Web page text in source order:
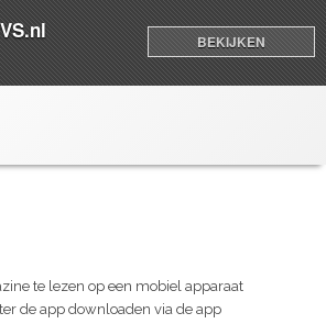
BEKIJKEN
te lezen op een mobiel apparaat
de app downloaden via de app